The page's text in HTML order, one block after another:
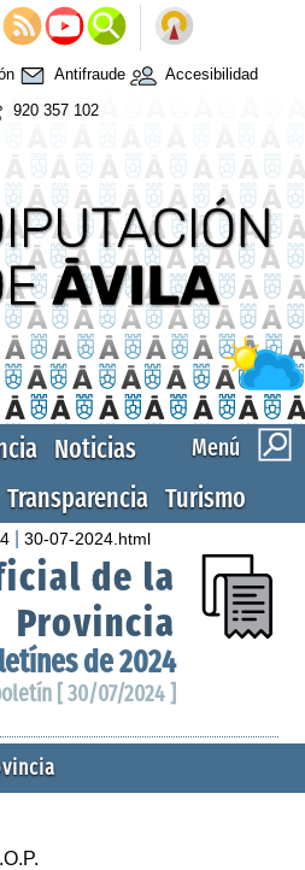
Antifraude
Accesibilidad
920 357 102
Menú
Noticias
Transparencia Turismo
|30-07-2024.html
de la
Provincia
de 2024
[ 30/07/2024 ]